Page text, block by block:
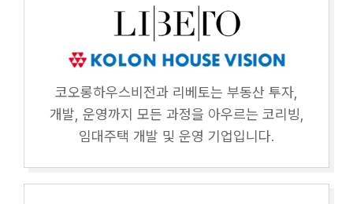
코오롱하우스비전과 리베토는 부동산 투자,
개발, 운영까지 모든 과정을 아우르는 코리빙,
임대주택 개발 및 운영 기업입니다.